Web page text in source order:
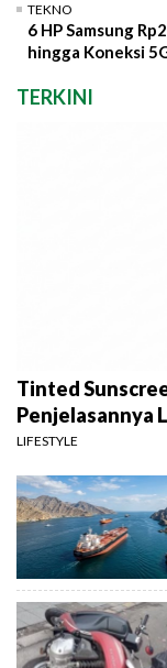
TEKNO
6 HP Samsung
hingga Koneksi
TERKINI
Tinted
Penjelasannya
LIFESTYLE